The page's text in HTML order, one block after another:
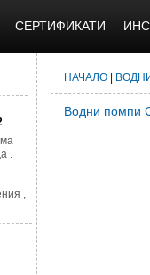
СЕРТИФИКАТИ
.
,
НАЧАЛО
Водни помпи